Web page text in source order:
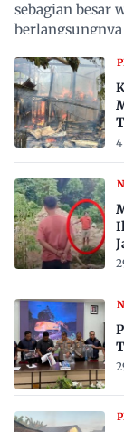
sebagian besar